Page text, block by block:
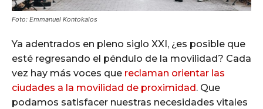
Foto: Emmanuel Kontokalos
Ya adentrados en pleno siglo XXI, ¿es posible que
esté regresando el péndulo de la movilidad? Cada
vez hay más voces que reclaman orientar las
ciudades a la movilidad de proximidad. Que
podamos satisfacer nuestras necesidades vitales